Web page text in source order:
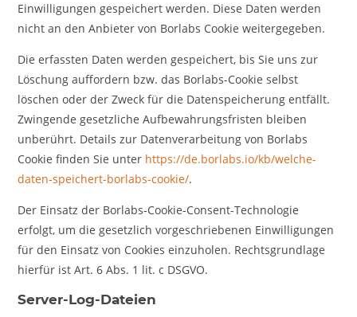
Einwilligungen gespeichert werden. Diese Daten werden
nicht an den Anbieter von Borlabs Cookie weitergegeben.
Die erfassten Daten werden gespeichert, bis Sie uns zur
Löschung auffordern bzw. das Borlabs-Cookie selbst
löschen oder der Zweck für die Datenspeicherung entfällt.
Zwingende gesetzliche Aufbewahrungsfristen bleiben
unberührt. Details zur Datenverarbeitung von Borlabs
Cookie finden Sie unter https://de.borlabs.io/kb/welche-
daten-speichert-borlabs-cookie/.
Der Einsatz der Borlabs-Cookie-Consent-Technologie
erfolgt, um die gesetzlich vorgeschriebenen Einwilligungen
für den Einsatz von Cookies einzuholen. Rechtsgrundlage
hierfür ist Art. 6 Abs. 1 lit. c DSGVO.
Server-Log-Dateien